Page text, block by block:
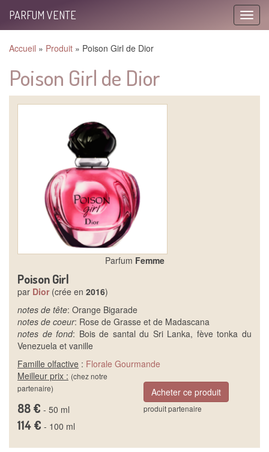
Toggle
PARFUM VENTE
Accueil » Produit » Poison Girl de Dior
Poison Girl de Dior
Parfum Femme
Poison Girl
par Dior (crée en 2016)
notes de tête: Orange Bigarade
notes de coeur: Rose de Grasse et de Madascana
notes de fond: Bois de santal du Sri Lanka, fève tonka du
Venezuela et vanille
Famille olfactive : Florale Gourmande
Meilleur prix : (chez notre
partenaire)
88 € - 50 ml
114 € - 100 ml
Acheter ce produit
produit partenaire